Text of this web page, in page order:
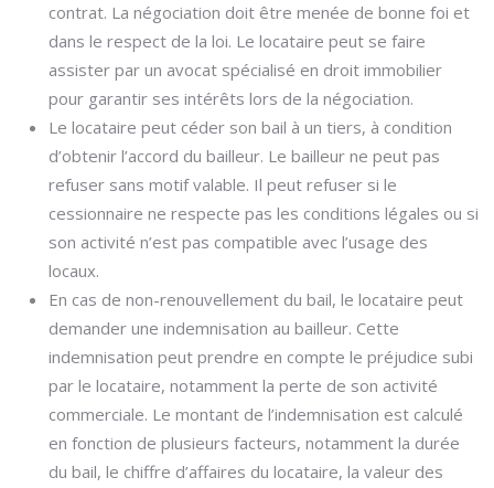
contrat. La négociation doit être menée de bonne foi et
dans le respect de la loi. Le locataire peut se faire
assister par un avocat spécialisé en droit immobilier
pour garantir ses intérêts lors de la négociation.
Le locataire peut céder son bail à un tiers, à condition
d’obtenir l’accord du bailleur. Le bailleur ne peut pas
refuser sans motif valable. Il peut refuser si le
cessionnaire ne respecte pas les conditions légales ou si
son activité n’est pas compatible avec l’usage des
locaux.
En cas de non-renouvellement du bail, le locataire peut
demander une indemnisation au bailleur. Cette
indemnisation peut prendre en compte le préjudice subi
par le locataire, notamment la perte de son activité
commerciale. Le montant de l’indemnisation est calculé
en fonction de plusieurs facteurs, notamment la durée
du bail, le chiffre d’affaires du locataire, la valeur des